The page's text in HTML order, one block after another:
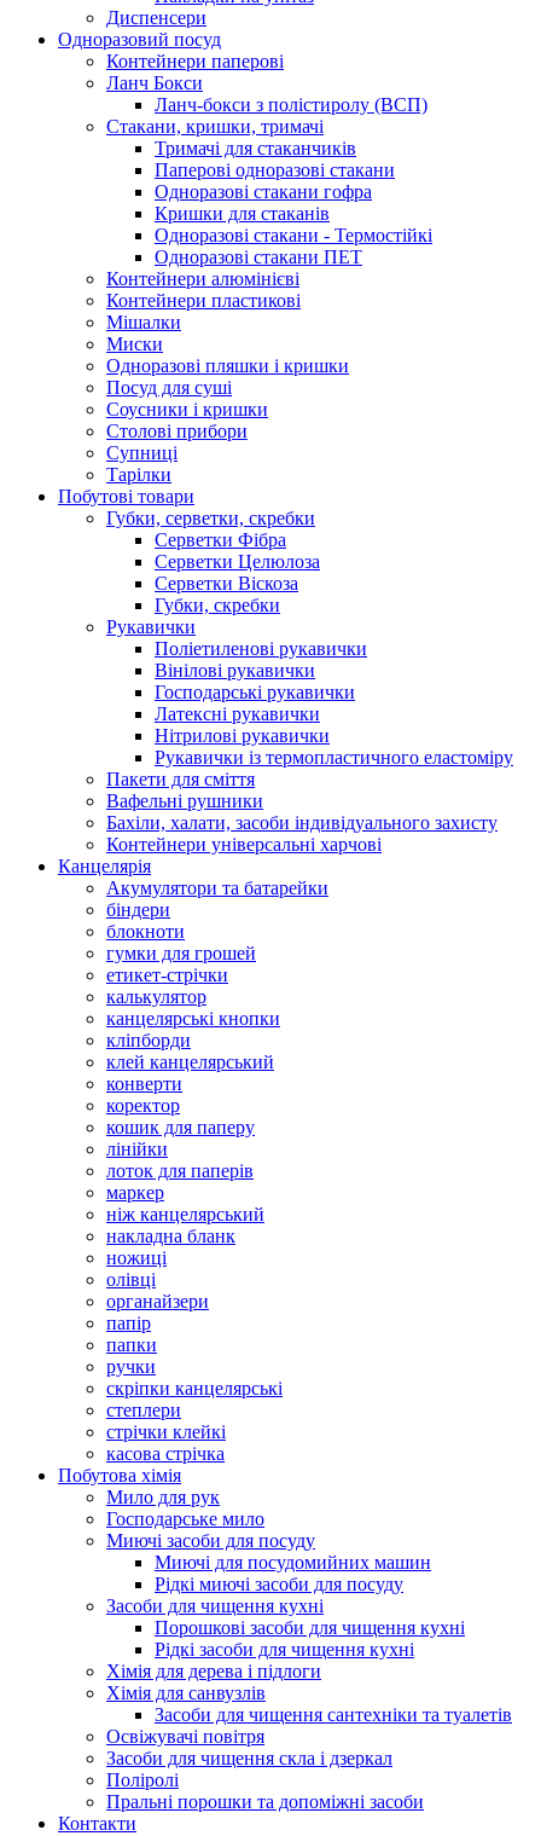
Диспенсери
Одноразовий посуд
Контейнери паперові
Ланч Бокси
Ланч-бокси з полістиролу (ВСП)
Стакани, кришки, тримачі
Тримачі для стаканчиків
Паперові одноразові стакани
Одноразові стакани гофра
Кришки для стаканів
Одноразові стакани - Термостійкі
Одноразові стакани ПЕТ
Контейнери алюмінієві
Контейнери пластикові
Мішалки
Миски
Одноразові пляшки і кришки
Посуд для суші
Соусники і кришки
Столові прибори
Супниці
Тарілки
Побутові товари
Губки, серветки, скребки
Серветки Фібра
Серветки Целюлоза
Серветки Віскоза
Губки, скребки
Рукавички
Поліетиленові рукавички
Вінілові рукавички
Господарські рукавички
Латексні рукавички
Нітрилові рукавички
Рукавички із термопластичного еластоміру
Пакети для сміття
Вафельні рушники
Бахіли, халати, засоби індивідуального захисту
Контейнери універсальні харчові
Канцелярія
Акумулятори та батарейки
біндери
блокноти
гумки для грошей
етикет-стрічки
калькулятор
канцелярські кнопки
кліпборди
клей канцелярський
конверти
коректор
кошик для паперу
лінійки
лоток для паперів
маркер
ніж канцелярський
накладна бланк
ножиці
олівці
органайзери
папір
папки
ручки
скріпки канцелярські
степлери
стрічки клейкі
касова стрічка
Побутова хімія
Мило для рук
Господарське мило
Миючі засоби для посуду
Миючі для посудомийних машин
Рідкі миючі засоби для посуду
Засоби для чищення кухні
Порошкові засоби для чищення кухні
Рідкі засоби для чищення кухні
Хімія для дерева і підлоги
Хімія для санвузлів
Засоби для чищення сантехніки та туалетів
Освіжувачі повітря
Засоби для чищення скла і дзеркал
Поліролі
Пральні порошки та допоміжні засоби
Контакти